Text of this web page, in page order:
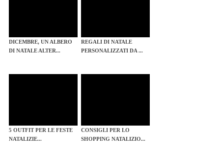
DICEMBRE, UN ALBERO
DI NATALE ALTER...
REGALI DI NATALE
PERSONALIZZATI DA ...
5 OUTFIT PER LE FESTE
NATALIZIE...
CONSIGLI PER LO
SHOPPING NATALIZIO...